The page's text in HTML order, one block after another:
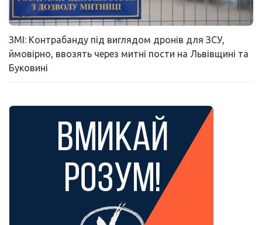
ЗМІ: Контрабанду під виглядом дронів для ЗСУ,
ймовірно, ввозять через митні пости на Львівщині та
Буковині